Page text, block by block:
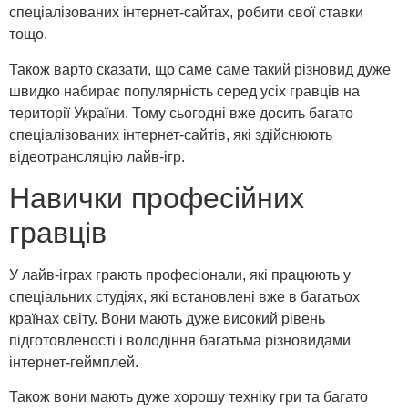
спеціалізованих інтернет-сайтах, робити свої ставки
тощо.
Також варто сказати, що саме саме такий різновид дуже
швидко набирає популярність серед усіх гравців на
території України. Тому сьогодні вже досить багато
спеціалізованих інтернет-сайтів, які здійснюють
відеотрансляцію лайв-ігр.
Навички професійних
гравців
У лайв-іграх грають професіонали, які працюють у
спеціальних студіях, які встановлені вже в багатьох
країнах світу. Вони мають дуже високий рівень
підготовленості і володіння багатьма різновидами
інтернет-геймплей.
Також вони мають дуже хорошу техніку гри та багато